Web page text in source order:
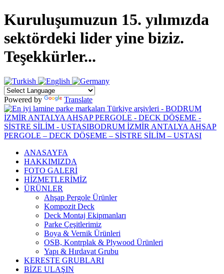
Kuruluşumuzun 15. yılımızda
sektördeki lider yine biziz.
Teşekkürler...
Powered by Translate
ANASAYFA
HAKKIMIZDA
FOTO GALERİ
HİZMETLERİMİZ
ÜRÜNLER
Ahşap Pergole Ürünler
Kompozit Deck
Deck Montaj Ekipmanları
Parke Çeşitlerimiz
Boya & Vernik Ürünleri
OSB, Kontrplak & Plywood Ürünleri
Yapı & Hırdavat Grubu
KERESTE GRUBLARI
BİZE ULAŞIN